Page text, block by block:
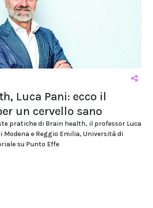
Luca Pani: ecco il
un cervello sano
pratiche di Brain health, il professor Luca
Modena e Reggio Emilia, Università di
su Punto Effe